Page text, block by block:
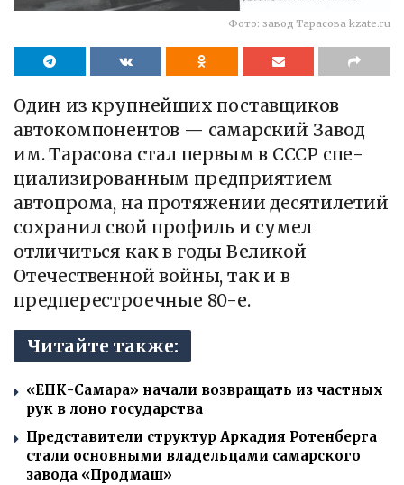
Фото: завод Тарасова kzate.ru
Один из крупнейших поставщиков
автокомпонентов — самарский Завод
им. Тарасова стал первым в СССР спе­
циа­ли­зи­ро­ван­ным предприятием
автопрома, на протяжении десятилетий
сохранил свой профиль и сумел
отличиться как в годы Великой
Отечественной войны, так и в
предперестроечные 80-е.
Читайте также:
«ЕПК-Самара» начали возвращать из частных
рук в лоно государства
Представители структур Аркадия Ротенберга
стали основными владельцами самарского
завода «Продмаш»